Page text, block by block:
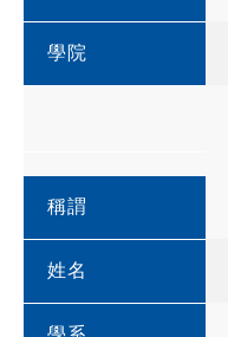
學院
稱謂
姓名